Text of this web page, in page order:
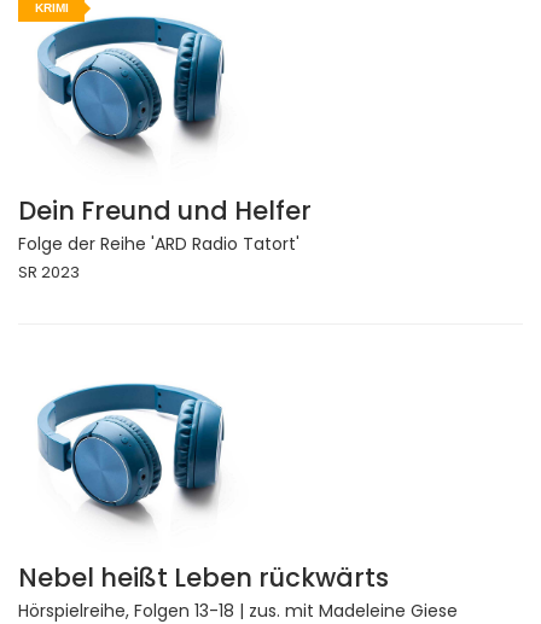
KRIMI
Dein Freund und Helfer
Folge der Reihe 'ARD Radio Tatort'
SR 2023
Nebel heißt Leben rückwärts
Hörspielreihe, Folgen 13-18 | zus. mit Madeleine Giese